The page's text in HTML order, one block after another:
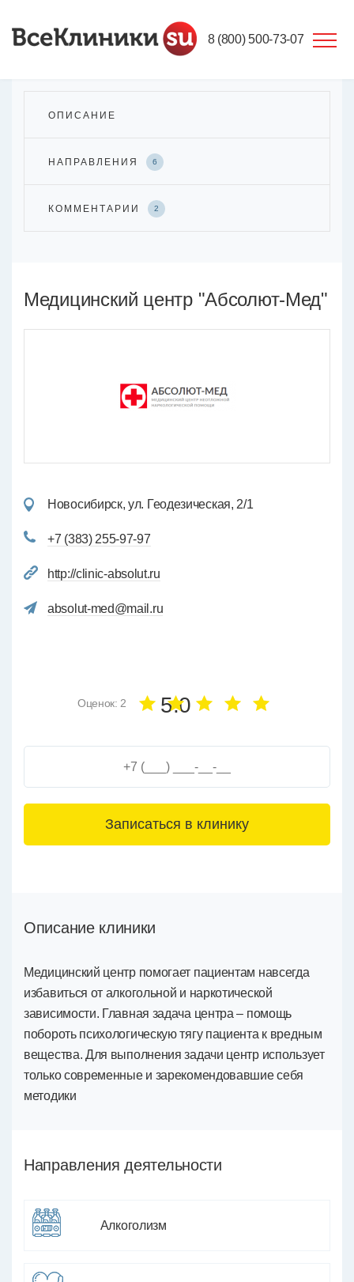
8 (800) 500-73-07
ОПИСАНИЕ
НАПРАВЛЕНИЯ 6
КОММЕНТАРИИ 2
Медицинский центр "Абсолют-Мед"
Новосибирск, ул. Геодезическая, 2/1
+7 (383) 255-97-97
http://clinic-absolut.ru
absolut-med@mail.ru
5.0
Оценок: 2
3+6=
Описание клиники
Медицинский центр помогает пациентам навсегда
избавиться от алкогольной и наркотической
зависимости. Главная задача центра – помощь
побороть психологическую тягу пациента к вредным
вещества. Для выполнения задачи центр использует
только современные и зарекомендовавшие себя
методики
Направления деятельности
Алкоголизм